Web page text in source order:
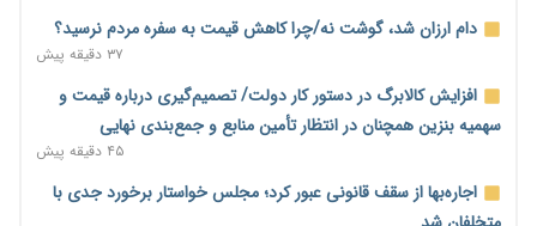
دام ارزان شد، گوشت نه/چرا کاهش قیمت به سفره مردم نرسید؟
۳۷ دقیقه پیش
افزایش کالابرگ در دستور کار دولت/ تصمیم‌گیری درباره قیمت و
سهمیه بنزین همچنان در انتظار تأمین منابع و جمع‌بندی نهایی
۴۵ دقیقه پیش
اجاره‌بها از سقف قانونی عبور کرد؛ مجلس خواستار برخورد جدی با